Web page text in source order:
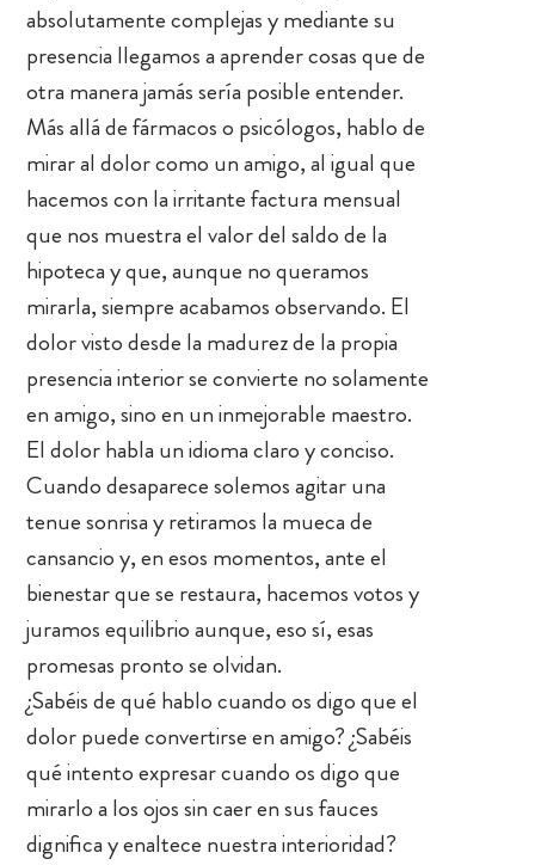
absolutamente complejas y mediante su
presencia llegamos a aprender cosas que de
otra manera jamás sería posible entender.
Más allá de fármacos o psicólogos, hablo de
mirar al dolor como un amigo, al igual que
hacemos con la irritante factura mensual
que nos muestra el valor del saldo de la
hipoteca y que, aunque no queramos
mirarla, siempre acabamos observando. El
dolor visto desde la madurez de la propia
presencia interior se convierte no solamente
en amigo, sino en un inmejorable maestro.
El dolor habla un idioma claro y conciso.
Cuando desaparece solemos agitar una
tenue sonrisa y retiramos la mueca de
cansancio y, en esos momentos, ante el
bienestar que se restaura, hacemos votos y
juramos equilibrio aunque, eso sí, esas
promesas pronto se olvidan.
¿Sabéis de qué hablo cuando os digo que el
dolor puede convertirse en amigo? ¿Sabéis
qué intento expresar cuando os digo que
mirarlo a los ojos sin caer en sus fauces
dignifica y enaltece nuestra interioridad?